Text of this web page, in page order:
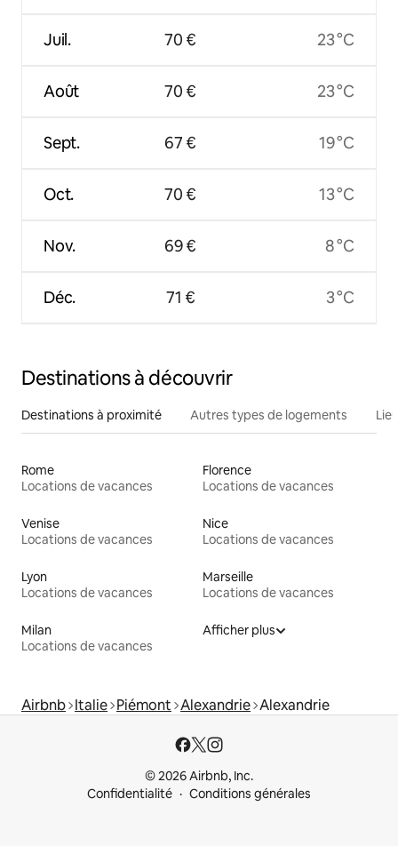
Juil.
Août
Sept.
Oct.
Nov.
Déc.
70 €
70 €
67 €
70 €
69 €
71 €
23 °C
23 °C
19 °C
13 °C
8 °C
3 °C
Destinations à découvrir
Destinations à proximité Autres types de logements
Rome
Locations de vacances
Florence
Locations de vacances
Venise
Locations de vacances
Nice
Locations de vacances
Lyon
Locations de vacances
Marseille
Locations de vacances
Milan
Locations de vacances
Afficher plus
Airbnb Italie Piémont Alexandrie Alexandrie
© 2026 Airbnb, Inc.
Confidentialité
Conditions générales